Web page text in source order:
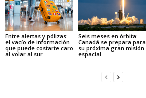
Entre alertas y pólizas:
el vacío de información
que puede costarte caro
al volar al sur
Seis meses en órbita:
Canadá se prepara para
su próxima gran misión
espacial